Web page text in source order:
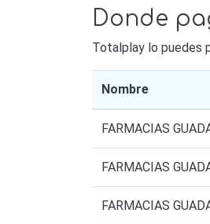
Donde
Totalplay lo puedes
Nombre
FARMACIAS
FARMACIAS
FARMACIAS